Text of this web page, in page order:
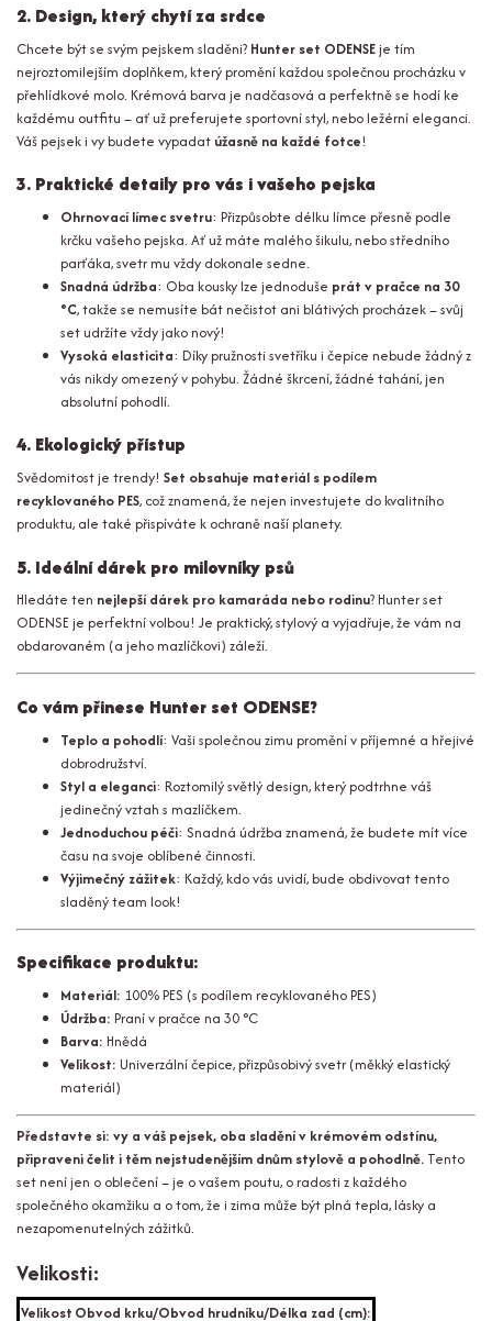
2. Design, který chytí za srdce
Chcete být se svým pejskem sladěni? Hunter set ODENSEje tím
nejroztomilejším doplňkem, který promění každou společnou procházku v
přehlídkové molo. Krémová barva je nadčasová a perfektně se hodí ke
každému outfitu – ať už preferujete sportovní styl, nebo ležérní eleganci.
Váš pejsek i vy budete vypadat úžasně na každé fotce!
3. Praktické detaily pro vás i vašeho pejska
Ohrnovací límec svetru: Přizpůsobte délku límce přesně podle
krčku vašeho pejska. Ať už máte malého šikulu, nebo středního
parťáka, svetr mu vždy dokonale sedne.
Snadná údržba: Oba kousky lze jednoduše prát v pračce na 30
°C, takže se nemusíte bát nečistot ani blátivých procházek – svůj
set udržíte vždy jako nový!
Vysoká elasticita: Díky pružnosti svetříku i čepice nebude žádný z
vás nikdy omezený v pohybu. Žádné škrcení, žádné tahání, jen
absolutní pohodlí.
4. Ekologický přístup
Svědomitost je trendy! Set obsahuje materiál s podílem
recyklovaného PES, což znamená, že nejen investujete do kvalitního
produktu, ale také přispíváte k ochraně naší planety.
5. Ideální dárek pro milovníky psů
Hledáte ten nejlepší dárek pro kamaráda nebo rodinu? Hunter set
ODENSE je perfektní volbou! Je praktický, stylový a vyjadřuje, že vám na
obdarovaném (a jeho mazlíčkovi) záleží.
Co vám přinese Hunter set ODENSE?
Teplo a pohodlí: Vaši společnou zimu promění v příjemné a hřejivé
dobrodružství.
Styl a eleganci: Roztomilý světlý design, který podtrhne váš
jedinečný vztah s mazlíčkem.
Jednoduchou péči: Snadná údržba znamená, že budete mít více
času na svoje oblíbené činnosti.
Výjimečný zážitek: Každý, kdo vás uvidí, bude obdivovat tento
sladěný team look!
Specifikace produktu:
Materiál: 100% PES (s podílem recyklovaného PES)
Údržba: Praní v pračce na 30 °C
Barva: Hnědá
Velikost: Univerzální čepice, přizpůsobivý svetr (měkký elastický
materiál)
Představte si: vy a váš pejsek, oba sladění v krémovém odstínu,
připraveni čelit i těm nejstudenějším dnům stylově a pohodlně. Tento
set není jen o oblečení – je o vašem poutu, o radosti z každého
společného okamžiku a o tom, že i zima může být plná tepla, lásky a
nezapomenutelných zážitků.
Velikosti:
Velikost Obvod krku/Obvod hrudníku/Délka zad (cm):